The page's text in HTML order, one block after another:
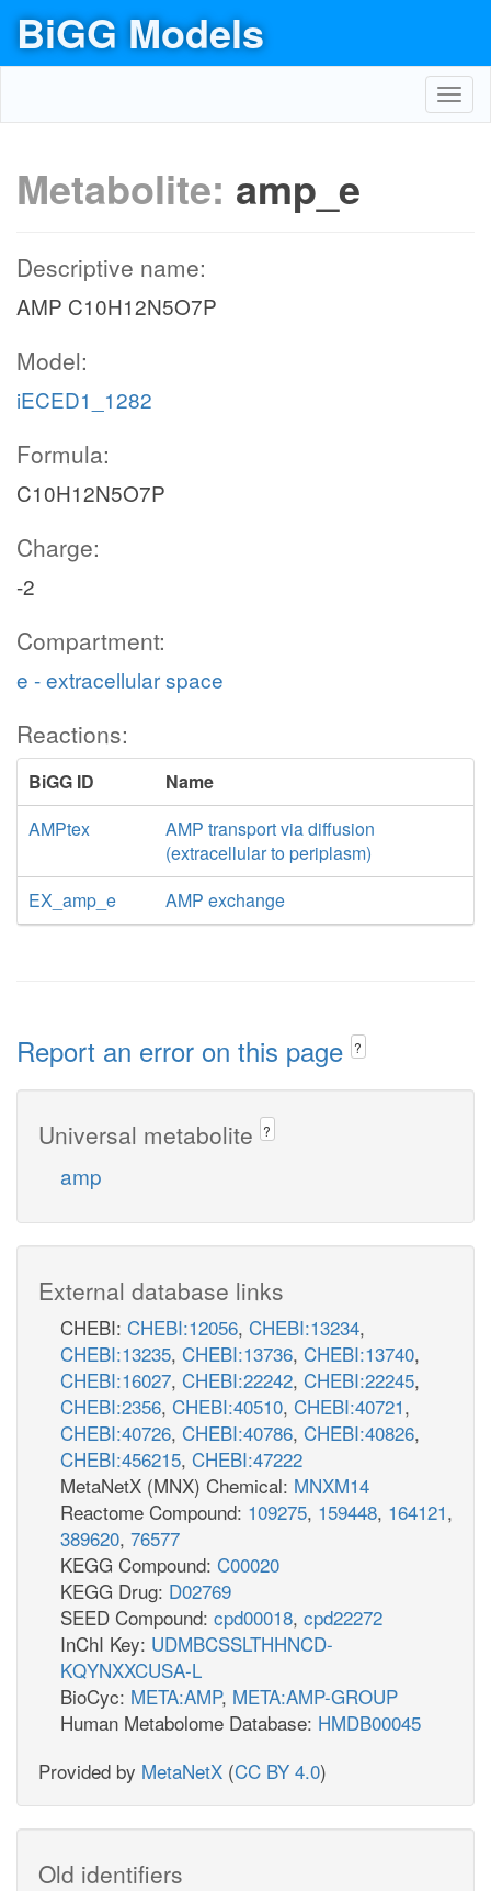
BiGG Models
Metabolite: amp_e
Descriptive name:
AMP C10H12N5O7P
Model:
iECED1_1282
Formula:
C10H12N5O7P
Charge:
-2
Compartment:
e - extracellular space
Reactions:
BiGG ID
Name
AMPtex
AMP transport via diffusion
(extracellular to periplasm)
EX_amp_e
AMP exchange
Report an error on this page ?
Universal metabolite ?
amp
External database links
CHEBI: CHEBI:12056, CHEBI:13234,
CHEBI:13235, CHEBI:13736, CHEBI:13740,
CHEBI:16027, CHEBI:22242, CHEBI:22245,
CHEBI:2356, CHEBI:40510, CHEBI:40721,
CHEBI:40726, CHEBI:40786, CHEBI:40826,
CHEBI:456215, CHEBI:47222
MetaNetX (MNX) Chemical: MNXM14
Reactome Compound: 109275, 159448, 164121,
389620, 76577
KEGG Compound: C00020
KEGG Drug: D02769
SEED Compound: cpd00018, cpd22272
InChI Key: UDMBCSSLTHHNCD-
KQYNXXCUSA-L
BioCyc: META:AMP, META:AMP-GROUP
Human Metabolome Database: HMDB00045
Provided by MetaNetX (CC BY 4.0)
Old identifiers